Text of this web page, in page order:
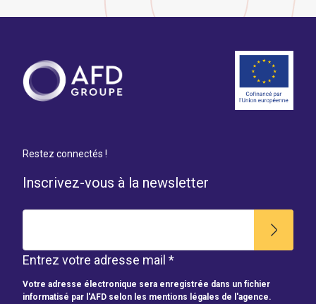
Restez connectés !
Inscrivez-vous à la newsletter
Entrez votre adresse mail *
Votre adresse électronique sera enregistrée dans un fichier
informatisé par l'AFD selon les mentions légales de l'agence.